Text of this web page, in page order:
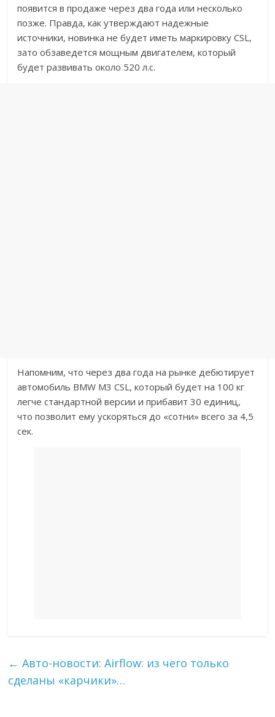
появится в продаже через два года или несколько
позже. Правда, как утверждают надежные
источники, новинка не будет иметь маркировку CSL,
зато обзаведется мощным двигателем, который
будет развивать около 520 л.с.
Напомним, что через два года на рынке дебютирует
автомобиль BMW M3 CSL, который будет на 100 кг
легче стандартной версии и прибавит 30 единиц,
что позволит ему ускоряться до «сотни» всего за 4,5
сек.
← Авто-новости: Airflow: из чего только
сделаны «карчики»…